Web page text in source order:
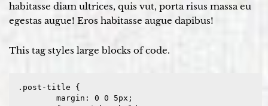
habitasse diam ultrices, quis vut, porta risus massa eu
egestas augue! Eros habitasse augue dapibus!
This tag styles large blocks of code.
.post-title {